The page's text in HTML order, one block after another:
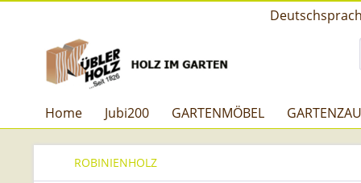
Home Jubi200 GARTENMÖBEL
ROBINIENHOLZ